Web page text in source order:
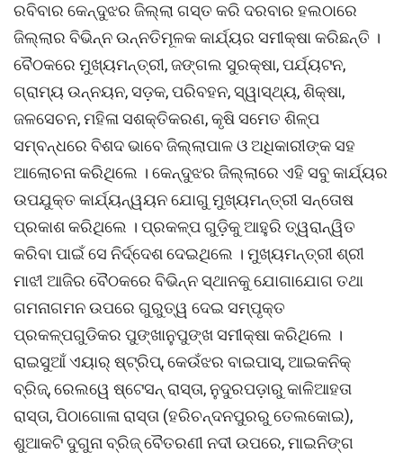
ରବିବାର କେନ୍ଦୁଝର ଜିଲ୍ଲା ଗସ୍ତ କରି ଦରବାର ହଲଠାରେ
ଜିଲ୍ଲାର ବିଭିନ୍ନ ଉନ୍ନତିମୂଳକ କାର୍ଯ୍ୟର ସମୀକ୍ଷା କରିଛନ୍ତି ।
ବୈଠକରେ ମୁଖ୍ୟମନ୍ତ୍ରୀ, ଜଙ୍ଗଲ ସୁରକ୍ଷା, ପର୍ଯ୍ୟଟନ,
ଗ୍ରାମ୍ୟ ଉନ୍ନୟନ, ସଡ଼କ, ପରିବହନ, ସ୍ୱାସ୍ଥ୍ୟ, ଶିକ୍ଷା,
ଜଳସେଚନ, ମହିଳା ସଶକ୍ତିକରଣ, କୃଷି ସମେତ ଶିଳ୍ପ
ସମ୍ବନ୍ଧରେ ବିଶଦ ଭାବେ ଜିଲ୍ଲାପାଳ ଓ ଅଧିକାରୀଙ୍କ ସହ
ଆଲୋଚନା କରିଥିଲେ । କେନ୍ଦୁଝର ଜିଲ୍ଲାରେ ଏହି ସବୁ କାର୍ଯ୍ୟର
ଉପଯୁକ୍ତ କାର୍ଯ୍ୟନ୍ୱୟନ ଯୋଗୁ ମୁଖ୍ୟମନ୍ତ୍ରୀ ସନ୍ତୋଷ
ପ୍ରକାଶ କରିଥିଲେ । ପ୍ରକଳ୍ପ ଗୁଡ଼ିକୁ ଆହୁରି ତ୍ୱରାନ୍ୱିତ
କରିବା ପାଇଁ ସେ ନିର୍ଦ୍ଦେଶ ଦେଇଥିଲେ । ମୁଖ୍ୟମନ୍ତ୍ରୀ ଶ୍ରୀ
ମାଝୀ ଆଜିର ବୈଠକରେ ବିଭିନ୍ନ ସ୍ଥାନକୁ ଯୋଗାଯୋଗ ତଥା
ଗମନାଗମନ ଉପରେ ଗୁରୁତ୍ୱ ଦେଇ ସମ୍ପୃକ୍ତ
ପ୍ରକଳ୍ପଗୁଡିକର ପୁଙ୍ଖାନୁପୁଙ୍ଖ ସମୀକ୍ଷା କରିଥିଲେ ।
ରାଇସୁଆଁ ଏୟାର୍ ଷ୍ଟ୍ରିପ୍‌, କେଉଁଝର ବାଇପାସ୍‌, ଆଇକନିକ୍
ବ୍ରିଜ୍‌, ରେଲୱେ ଷ୍ଟେସନ୍ ରାସ୍ତା, ନୁଦୁରପଡ଼ାରୁ କାଳିଆହତା
ରାସ୍ତା, ପିଠାଗୋଳା ରାସ୍ତା (ହରିଚନ୍ଦନପୁରରୁ ତେଲକୋଇ),
ଶୁଆକଟି ଦୁଗୁନା ବ୍ରିଜ୍ ବୈତରଣୀ ନଦୀ ଉପରେ, ମାଇନିଙ୍ଗ